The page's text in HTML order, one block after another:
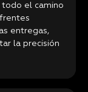
todo el camino
entregas,
la precisión